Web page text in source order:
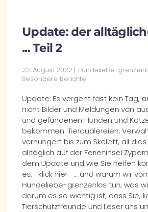
Update: der
... Teil 2
23. August 2022 | Hundeliebe-
Besondere Berichte
Update: Es vergeht fast kein Tag,
nicht Bilder und Meldungen von
und gefundenen Hunden und
bekommen. Tierquälereien,
verhungert bis zum Skelett, all
alltäglich auf der Ferieninsel
dem Update und wie Sie helfen
es: -klick hier- ... und warum wir
Hundeliebe-grenzenlos tun, was
darum es so wichtig ist, dass Sie,
Tierschutzfreunde und Leser uns